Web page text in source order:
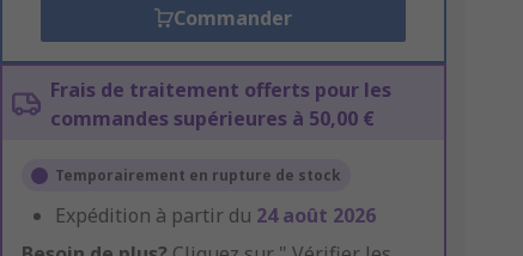
Commander
Frais de traitement offerts pour les
commandes supérieures à 50,00 €
Temporairement en rupture de stock
Expédition à partir du 24 août 2026